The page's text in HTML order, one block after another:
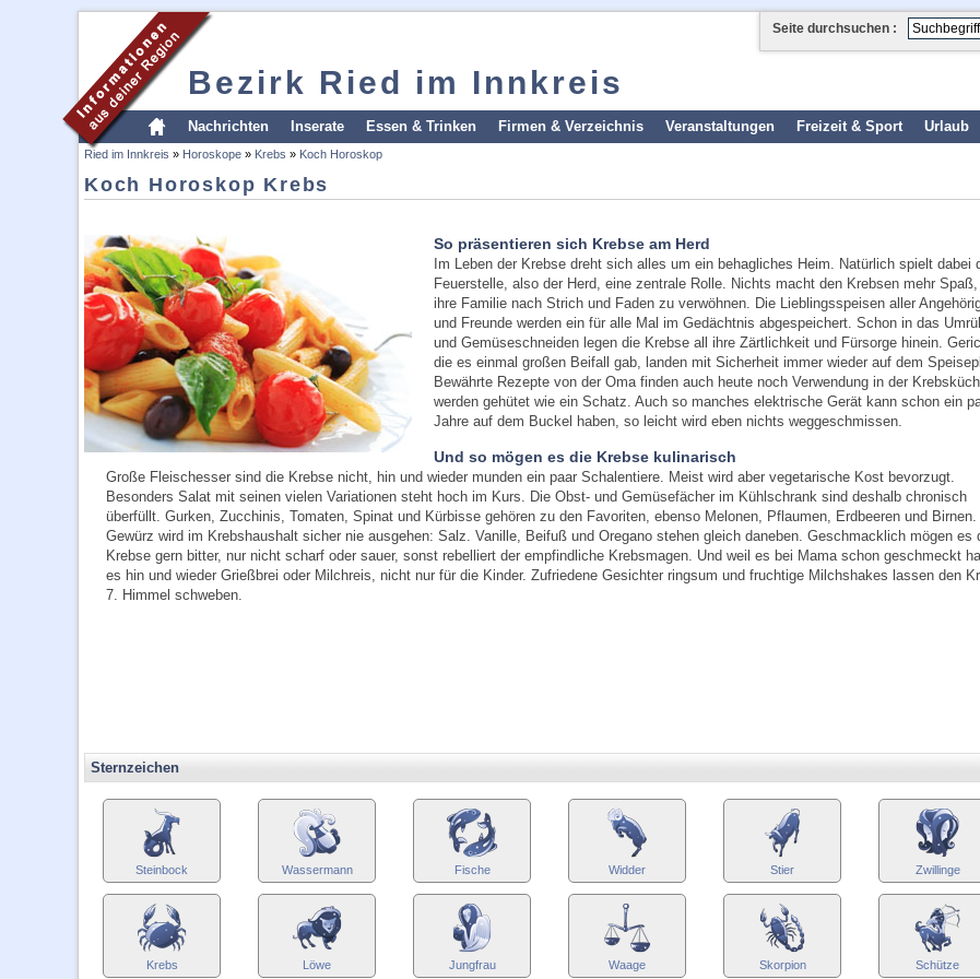
Bezirk Ried im Innkreis
Seite durchsuchen :
Nachrichten Inserate Essen & Trinken Firmen & Verzeichnis Veranstaltungen Freizeit & Sport Urlaub
Ried im Innkreis » Horoskope » Krebs » Koch Horoskop
Koch Horoskop Krebs
So präsentieren sich Krebse am Herd
Im Leben der Krebse dreht sich alles um ein behagliches Heim. Natürlich spielt dabei
Feuerstelle, also der Herd, eine zentrale Rolle. Nichts macht den Krebsen mehr
ihre Familie nach Strich und Faden zu verwöhnen. Die Lieblingsspeisen aller
und Freunde werden ein für alle Mal im Gedächtnis abgespeichert. Schon in das
und Gemüseschneiden legen die Krebse all ihre Zärtlichkeit und Fürsorge hinein.
die es einmal großen Beifall gab, landen mit Sicherheit immer wieder auf dem
Bewährte Rezepte von der Oma finden auch heute noch Verwendung in der
werden gehütet wie ein Schatz. Auch so manches elektrische Gerät kann schon ein
Jahre auf dem Buckel haben, so leicht wird eben nichts weggeschmissen.
Und so mögen es die Krebse kulinarisch
Große Fleischesser sind die Krebse nicht, hin und wieder munden ein paar Schalentiere. Meist wird aber vegetarische Kost bevorzugt.
Besonders Salat mit seinen vielen Variationen steht hoch im Kurs. Die Obst- und Gemüsefächer im Kühlschrank sind deshalb chronisch
überfüllt. Gurken, Zucchinis, Tomaten, Spinat und Kürbisse gehören zu den Favoriten, ebenso Melonen, Pflaumen, Erdbeeren und
Gewürz wird im Krebshaushalt sicher nie ausgehen: Salz. Vanille, Beifuß und Oregano stehen gleich daneben. Geschmacklich mögen es
Krebse gern bitter, nur nicht scharf oder sauer, sonst rebelliert der empfindliche Krebsmagen. Und weil es bei Mama schon geschmeckt
es hin und wieder Grießbrei oder Milchreis, nicht nur für die Kinder. Zufriedene Gesichter ringsum und fruchtige Milchshakes lassen den
7. Himmel schweben.
Sternzeichen
Steinbock Wassermann Fische Widder Stier Zwillinge
Krebs Löwe Jungfrau Waage Skorpion Schütze